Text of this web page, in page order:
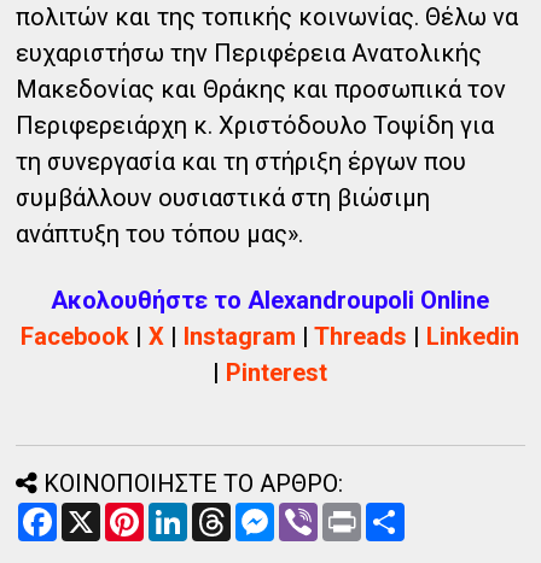
πολιτών και της τοπικής κοινωνίας. Θέλω να
ευχαριστήσω την Περιφέρεια Ανατολικής
Μακεδονίας και Θράκης και προσωπικά τον
Περιφερειάρχη κ. Χριστόδουλο Τοψίδη για
τη συνεργασία και τη στήριξη έργων που
συμβάλλουν ουσιαστικά στη βιώσιμη
ανάπτυξη του τόπου μας».
Ακολουθήστε το Alexandroupoli Online
Facebook |X | Instagram |Threads | Linkedin
| Pinterest
ΚΟΙΝΟΠΟΙΗΣΤΕ ΤΟ ΑΡΘΡΟ:
F
X
P
L
T
M
V
P